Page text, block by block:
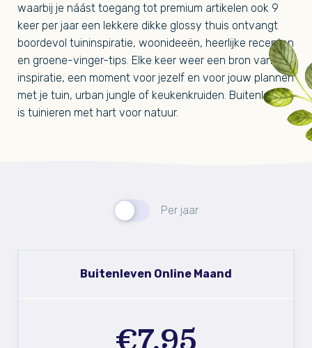
waarbij je náást toegang tot premium artikelen ook 9
keer per jaar een lekkere dikke glossy thuis ontvangt
boordevol tuininspiratie, woonideeën, heerlijke recepten
en groene-vinger-tips. Elke keer weer een bron van
inspiratie, een moment voor jezelf en voor jouw plannen
met je tuin, urban jungle of keukenkruiden. Buitenleven
is tuinieren met hart voor natuur.
Per jaar
Buitenleven Online Maand
€7,95